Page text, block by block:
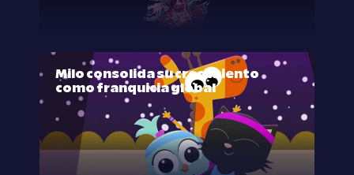
Milo consolida su crecimiento
como franquicia global